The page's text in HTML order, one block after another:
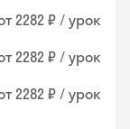
2282 ₽ / урок
2282 ₽ / урок
2282 ₽ / урок